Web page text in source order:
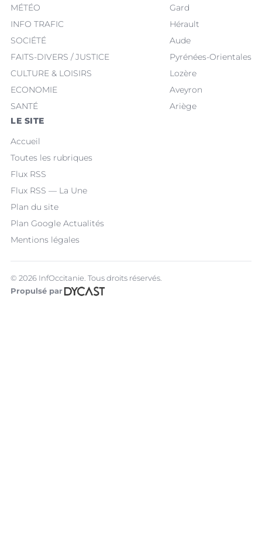
MÉTÉO
INFO TRAFIC
SOCIÉTÉ
FAITS-DIVERS / JUSTICE
CULTURE & LOISIRS
ECONOMIE
SANTÉ
Gard
Hérault
Aude
Pyrénées-Orientales
Lozère
Aveyron
Ariège
LE SITE
Accueil
Toutes les rubriques
Flux RSS
Flux RSS — La Une
Plan du site
Plan Google Actualités
Mentions légales
© 2026 InfOccitanie. Tous droits réservés.
Propulsé par